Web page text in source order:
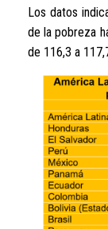
Los datos
de la pobreza
de 116,3 a